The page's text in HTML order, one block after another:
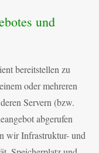
und
bereitstellen zu
oder mehreren
Servern (bzw.
abgerufen
wir Infrastruktur- und